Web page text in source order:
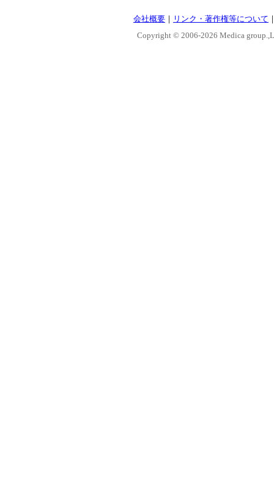
会社概要 ｜ リンク・著作権等について
Copyright © 2006-2026 Medica